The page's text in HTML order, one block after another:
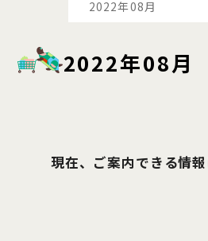
2022年08月
2022年08月
現在、ご案内できる情報